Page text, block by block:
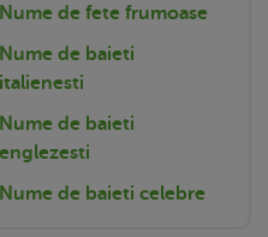
Nume de fete frumoase
Nume de baieti
italienesti
Nume de baieti
englezesti
Nume de baieti celebre